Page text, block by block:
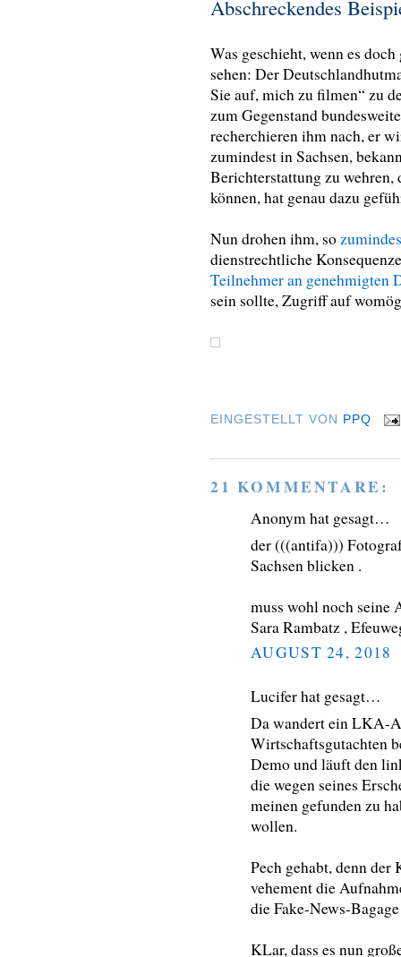
Abschreckendes
Was geschieht, wenn es
sehen: Der
Sie auf, mich zu filmen“ zu
zum Gegenstand
recherchieren ihm nach, er
zumindest in Sachsen,
Berichterstattung zu
können, hat genau dazu
Nun drohen ihm, so
dienstrechtliche
Teilnehmer an genehmigten
sein sollte, Zugriff auf
EINGESTELLT VON PPQ
21 KOMMENTARE:
Anonym hat gesagt…
der (((antifa)))
Sachsen blicken .
muss wohl noch seine
Sara Rambatz ,
AUGUST 24, 2018
Lucifer hat gesagt…
Da wandert ein LKA-
Wirtschaftsgutachten
Demo und läuft den
die wegen seines
meinen gefunden zu
wollen.
Pech gehabt, denn der
vehement die
die Fake-News-
KLar, dass es nun